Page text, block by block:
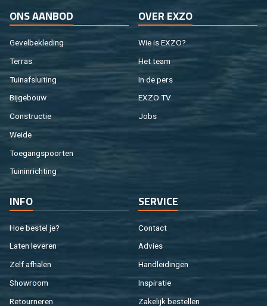
ONS AAN­BOD
Ge­vel­be­kle­ding
Ter­ras
Tuin­af­slui­ting
Bij­ge­bouw
Con­struc­tie
Weide
Toe­gangs­poor­ten
Tuin­in­rich­ting
OVER EXZO
Wie is EXZO?
Het team
In de pers
EXZO TV
Jobs
INFO
Hoe be­stel je?
Laten le­ve­ren
Zelf af­ha­len
Show­room
Re­tour­ne­ren
SER­VI­CE
Con­tact
Ad­vies
Hand­lei­din­gen
In­spi­ra­tie
Za­ke­lijk be­stel­len